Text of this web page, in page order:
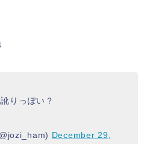
りっぽい？
December 29,